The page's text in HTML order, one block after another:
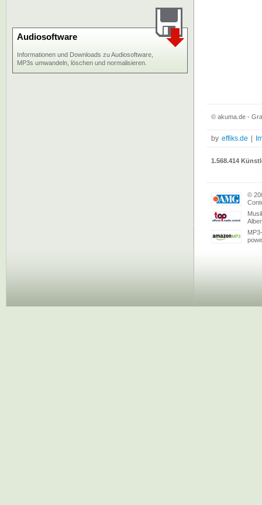
Audiosoftware
Informationen und Downloads zu Audiosoftware,
MP3s umwandeln, löschen und normalisieren.
© akuma.de -
by effiks.de
1.568.414
©